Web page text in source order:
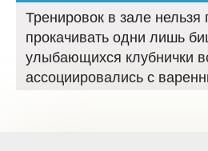
Тренировок в зале нельзя
прокачивать одни лишь
улыбающихся клубнички
ассоциировались с